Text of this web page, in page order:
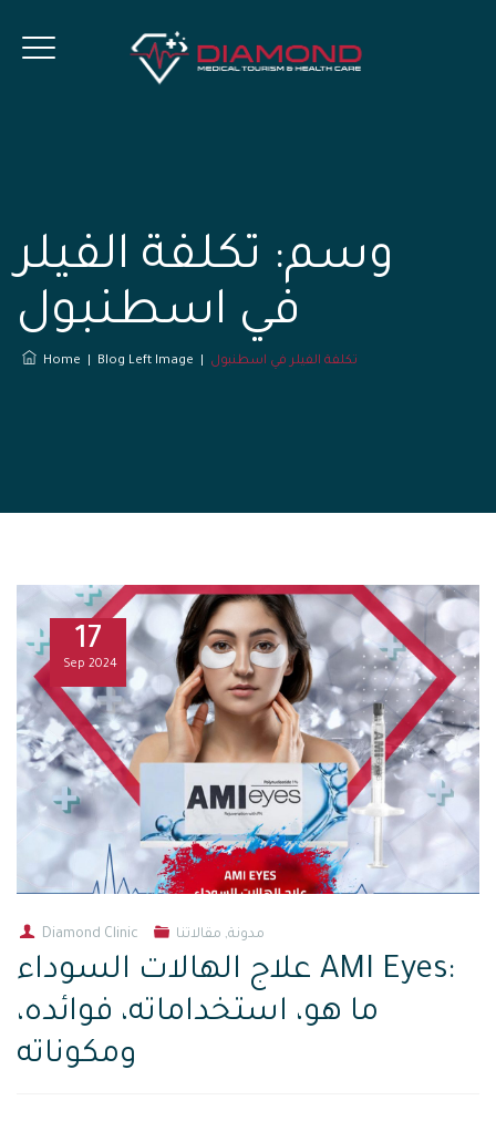
وسم: تكلفة الفيلر
في اسطنبول
Home Blog Left Image تكلفة الفيلر في اسطنبول
17
Sep 2024
Diamond Clinic مدونة, مقالاتنا
علاج الهالات السوداء AMI Eyes:
ما هو، استخداماته، فوائده،
ومكوناته